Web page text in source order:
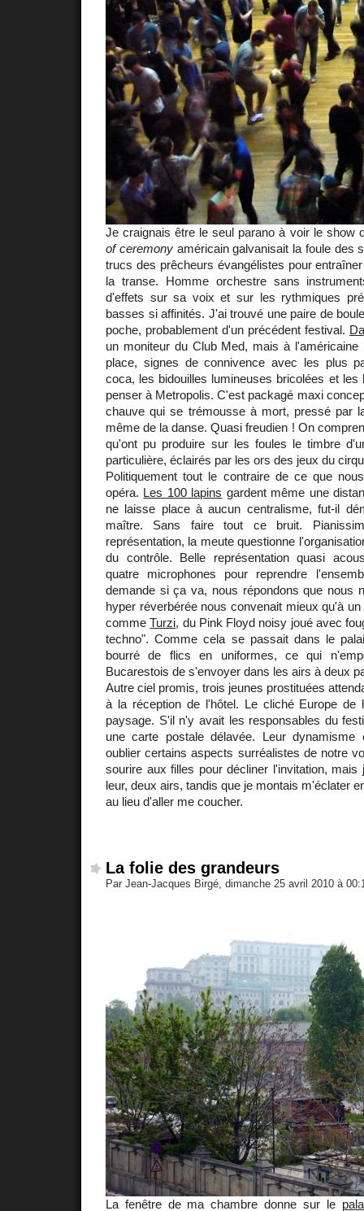
Je craignais être le seul parano à voir le show
of ceremonyaméricain galvanisait la foule des
trucs des prêcheurs évangélistes pour
la transe. Homme orchestre sans
d'effets sur sa voix et sur les rythmiques
basses si affinités. J'ai trouvé une paire de
poche, probablement d'un précédent festival.
un moniteur du Club Med, mais à
place, signes de connivence avec les plus
coca, les bidouilles lumineuses bricolées et
penser à Metropolis. C'est packagé maxi
chauve qui se trémousse à mort, pressé par
même de la danse. Quasi freudien ! On
qu'ont pu produire sur les foules le timbre
particulière, éclairés par les ors des jeux du
Politiquement tout le contraire de ce que
opéra. Les 100 lapins gardent même une
ne laisse place à aucun centralisme, fut-il
maître. Sans faire tout ce bruit.
représentation, la meute questionne
du contrôle. Belle représentation quasi
quatre microphones pour reprendre
demande si ça va, nous répondons que nous
hyper réverbérée nous convenait mieux qu'à
commeTurzi, du Pink Floyd noisy joué avec
techno". Comme cela se passait dans le
bourré de flics en uniformes, ce qui
Bucarestois de s'envoyer dans les airs à deux
Autre ciel promis, trois jeunes prostituées
à la réception de l'hôtel. Le cliché Europe de
paysage. S'il n'y avait les responsables du
une carte postale délavée. Leur dynamisme
oublier certains aspects surréalistes de notre
sourire aux filles pour décliner l'invitation, mais
leur, deux airs, tandis que je montais m'éclater
au lieu d'aller me coucher.
La folie des grandeurs
Par Jean-Jacques Birgé, dimanche 25 avril 2010 à
La fenêtre de ma chambre donne sur le